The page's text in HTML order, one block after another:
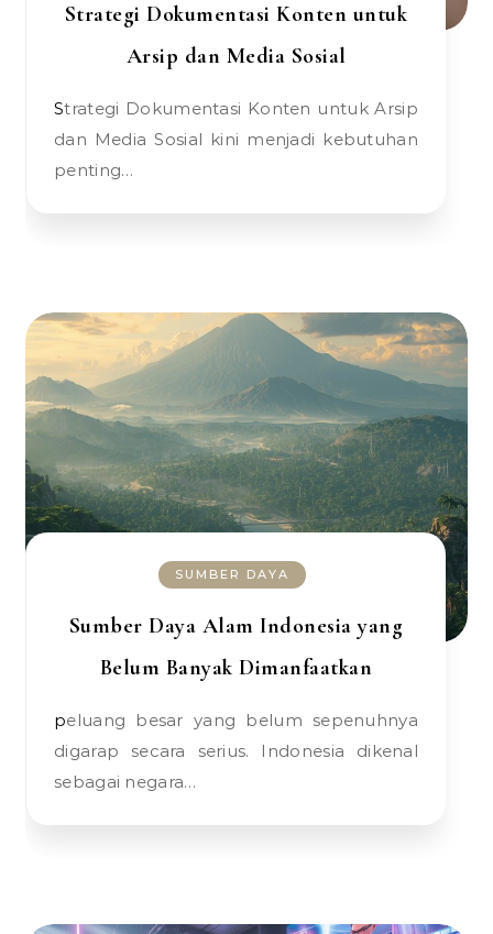
Strategi Dokumentasi Konten untuk
Arsip dan Media Sosial
Strategi Dokumentasi Konten untuk Arsip
dan Media Sosial kini menjadi kebutuhan
penting…
SUMBER DAYA
Sumber Daya Alam Indonesia yang
Belum Banyak Dimanfaatkan
peluang besar yang belum sepenuhnya
digarap secara serius. Indonesia dikenal
sebagai negara…